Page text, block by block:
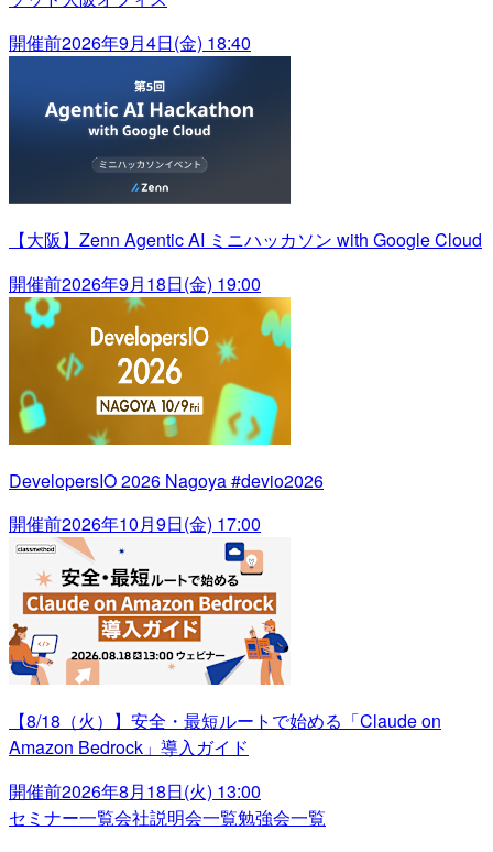
開催前2026年9月4日(金) 18:40
【大阪】Zenn Agentic AI ミニハッカソン with Google Cloud
開催前2026年9月18日(金) 19:00
DevelopersIO 2026 Nagoya #devio2026
開催前2026年10月9日(金) 17:00
【8/18（火）】安全・最短ルートで始める「Claude on
Amazon Bedrock」導入ガイド
開催前2026年8月18日(火) 13:00
セミナー一覧会社説明会一覧勉強会一覧